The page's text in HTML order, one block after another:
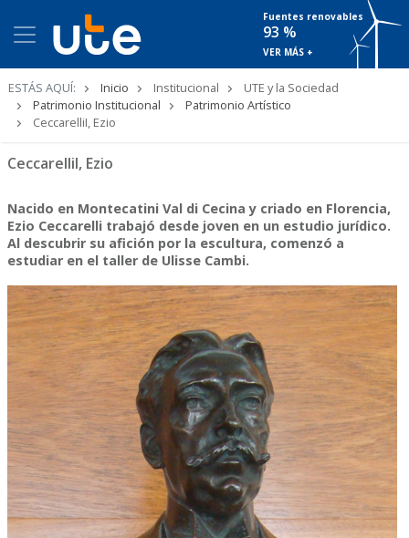
Fuentes renovables
93 %
VER MÁS +
ESTÁS AQUÍ: Inicio Institucional
UTE y la Sociedad
Patrimonio Institucional
Patrimonio Artístico
CeccarelliI, Ezio
CeccarelliI, Ezio
Nacido en Montecatini Val di Cecina y criado en Florencia,
Ezio Ceccarelli trabajó desde joven en un estudio jurídico.
Al descubrir su afición por la escultura, comenzó a
estudiar en el taller de Ulisse Cambi.